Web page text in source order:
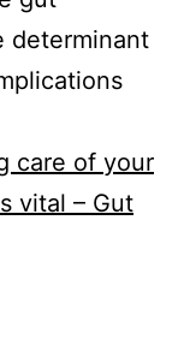
determinant
care of your
vital – Gut